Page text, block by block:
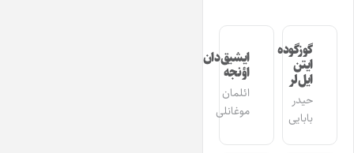
گوزگوده
ایتن
ایل‌لر
حیدر
بابایی
ایشیق‌دان
اؤنجه
ائلمان
موغانلی